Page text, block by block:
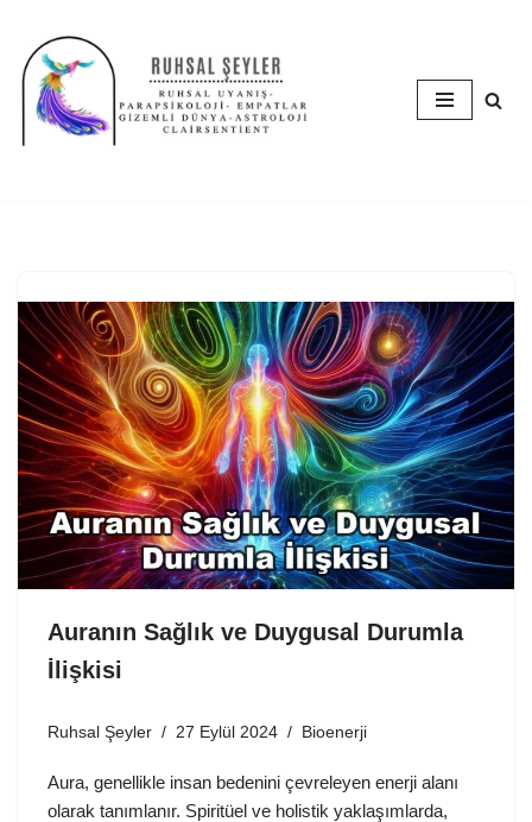
İçeriğe
geç
Auranın Sağlık ve Duygusal Durumla
İlişkisi
Ruhsal Şeyler 27 Eylül 2024 Bioenerji
Aura, genellikle insan bedenini çevreleyen enerji alanı
olarak tanımlanır. Spiritüel ve holistik yaklaşımlarda,